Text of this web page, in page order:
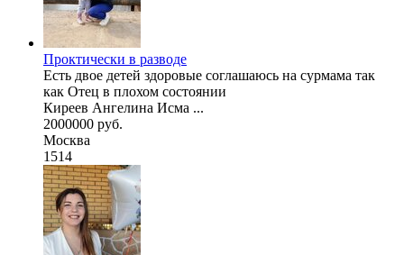
Проктически в разводе
Есть двое детей здоровые соглашаюсь на сурмама так
как Отец в плохом состоянии
Киреев Ангелина Исма ...
2000000 руб.
Москва
1514